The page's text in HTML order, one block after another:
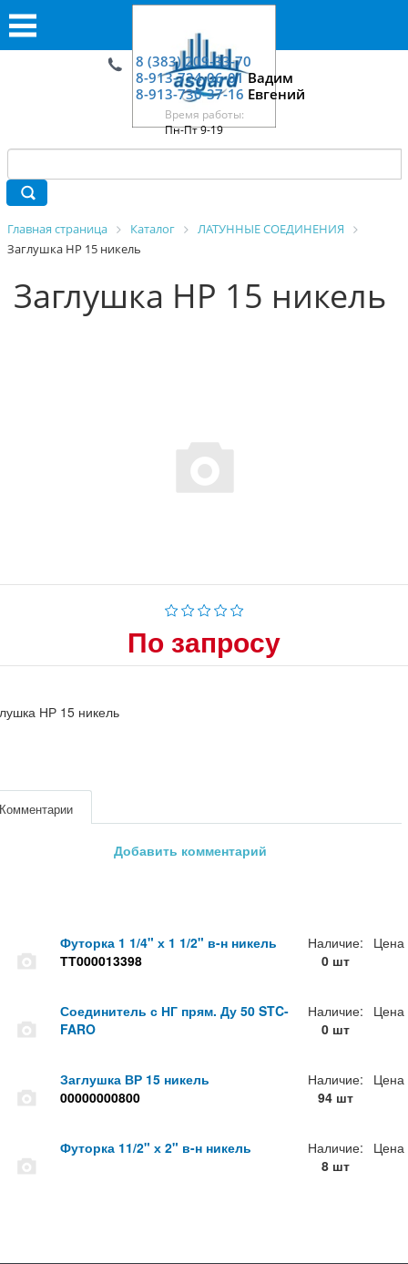
8 (383) 209-33-70
8-913-724-06-01Вадим
8-913-730-37-16 Евгений
Время работы:
Пн-Пт 9-19
Главная страница Каталог
ЛАТУННЫЕ СОЕДИНЕНИЯ
Заглушка НР 15 никель
Заглушка НР 15 никель
По запросу
НР 15 никель
Добавить комментарий
Футорка 1 1/4" х 1 1/2" в-н никель
ТТ000013398
Наличие:
0 шт
Цена
Соединитель с НГ прям. Ду 50 STC-
FARO
Наличие:
0 шт
Цена
Заглушка ВР 15 никель
00000000800
Наличие:
94 шт
Цена
Футорка 11/2" х 2" в-н никель
Наличие:
8 шт
Цена